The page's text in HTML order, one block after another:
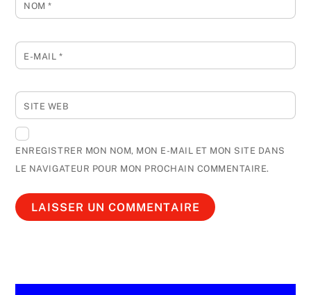
NOM*
E-MAIL *
SITE WEB
ENREGISTRER MON NOM, MON E-MAIL ET MON SITE DANS
LE NAVIGATEUR POUR MON PROCHAIN COMMENTAIRE.